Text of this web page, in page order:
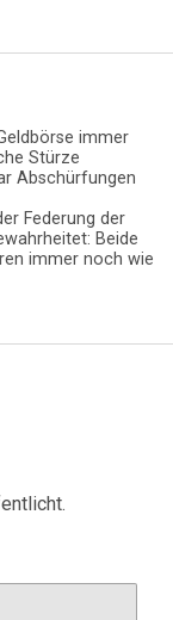
immer
Stürze
Abschürfungen
Federung der
Beide
immer noch wie